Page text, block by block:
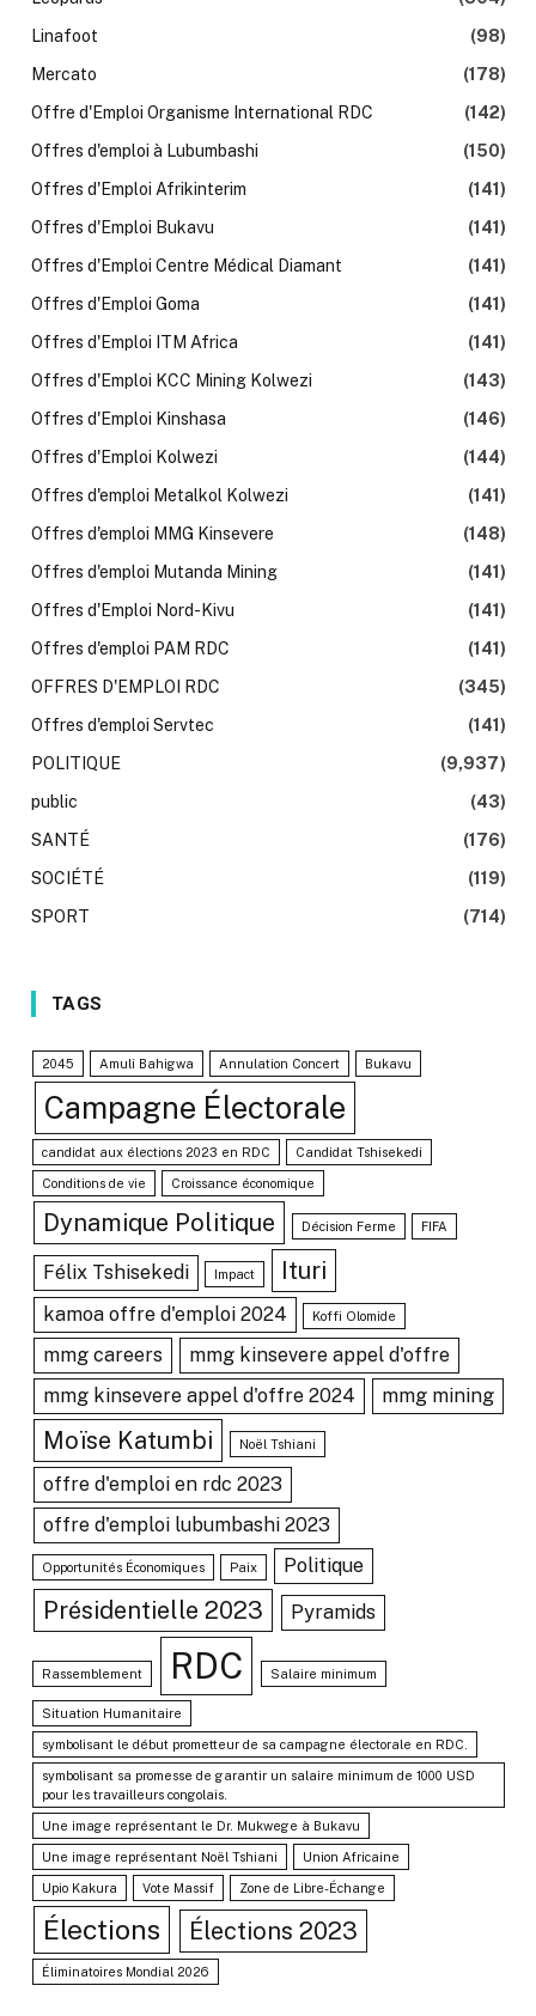
Linafoot
(98)
Mercato
(178)
Offre d'Emploi Organisme International RDC
(142)
Offres d'emploi à Lubumbashi
(150)
Offres d'Emploi Afrikinterim
(141)
Offres d'Emploi Bukavu
(141)
Offres d'Emploi Centre Médical Diamant
(141)
Offres d'Emploi Goma
(141)
Offres d'Emploi ITM Africa
(141)
Offres d'Emploi KCC Mining Kolwezi
(143)
Offres d'Emploi Kinshasa
(146)
Offres d'Emploi Kolwezi
(144)
Offres d'emploi Metalkol Kolwezi
(141)
Offres d'emploi MMG Kinsevere
(148)
Offres d'emploi Mutanda Mining
(141)
Offres d'Emploi Nord-Kivu
(141)
Offres d'emploi PAM RDC
(141)
OFFRES D'EMPLOI RDC
(345)
Offres d'emploi Servtec
(141)
POLITIQUE
(9,937)
public
(43)
SANTÉ
(176)
SOCIÉTÉ
(119)
SPORT
(714)
TAGS
2045 Amuli Bahigwa Annulation Concert Bukavu
Campagne Électorale
candidat aux élections 2023 en RDC Candidat Tshisekedi
Conditions de vie Croissance économique
Dynamique Politique Décision Ferme FIFA
Félix Tshisekedi Impact Ituri
kamoa offre d'emploi 2024 Koffi Olomide
mmg careers
mmg kinsevere appel d'offre
mmg kinsevere appel d'offre 2024
mmg mining
Moïse Katumbi Noël Tshiani
offre d'emploi en rdc 2023
offre d'emploi lubumbashi 2023
Opportunités Économiques Paix Politique
Présidentielle 2023 Pyramids
Rassemblement RDC Salaire minimum
Situation Humanitaire
symbolisant le début prometteur de sa campagne électorale en RDC.
symbolisant sa promesse de garantir un salaire minimum de 1000 USD
pour les travailleurs congolais.
Une image représentant le Dr. Mukwege à Bukavu
Une image représentant Noël Tshiani Union Africaine
Upio Kakura Vote Massif Zone de Libre-Échange
Élections Élections 2023
Éliminatoires Mondial 2026